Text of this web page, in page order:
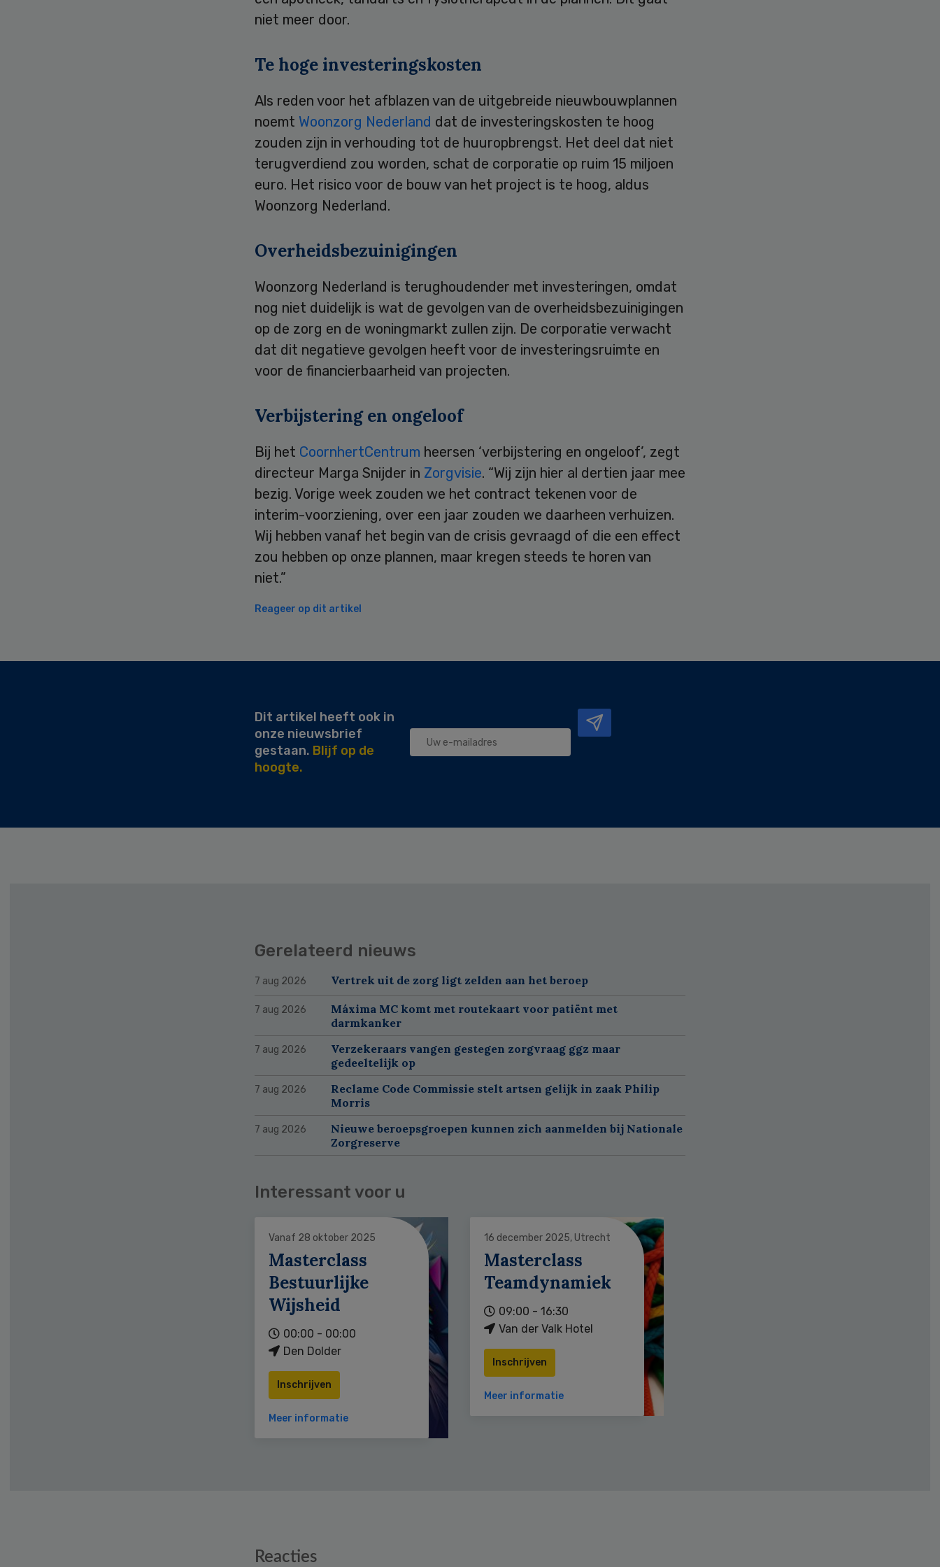
niet meer door.
Te hoge investeringskosten
Als reden voor het afblazen van de uitgebreide nieuwbouwplannen
noemt Woonzorg Nederland dat de investeringskosten te hoog
zouden zijn in verhouding tot de huuropbrengst. Het deel dat niet
terugverdiend zou worden, schat de corporatie op ruim 15 miljoen
euro. Het risico voor de bouw van het project is te hoog, aldus
Woonzorg Nederland.
Overheidsbezuinigingen
Woonzorg Nederland is terughoudender met investeringen, omdat
nog niet duidelijk is wat de gevolgen van de overheidsbezuinigingen
op de zorg en de woningmarkt zullen zijn. De corporatie verwacht
dat dit negatieve gevolgen heeft voor de investeringsruimte en
voor de financierbaarheid van projecten.
Verbijstering en ongeloof
Bij het CoornhertCentrum heersen ‘verbijstering en ongeloof’, zegt
directeur Marga Snijder in Zorgvisie. “Wij zijn hier al dertien jaar mee
bezig. Vorige week zouden we het contract tekenen voor de
interim-voorziening, over een jaar zouden we daarheen verhuizen.
Wij hebben vanaf het begin van de crisis gevraagd of die een effect
zou hebben op onze plannen, maar kregen steeds te horen van
niet.”
Reageer op dit artikel
Secondary
Dit artikel heeft ook in
onze nieuwsbrief
gestaan. Blijf op de
hoogte.
Gerelateerd nieuws
7 aug 2026 Vertrek uit de zorg ligt zelden aan het beroep
7 aug 2026
Máxima MC komt met routekaart voor patiënt met
darmkanker
7 aug 2026
Verzekeraars vangen gestegen zorgvraag ggz maar
gedeeltelijk op
7 aug 2026
Reclame Code Commissie stelt artsen gelijk in zaak Philip
Morris
7 aug 2026
Nieuwe beroepsgroepen kunnen zich aanmelden bij Nationale
Zorgreserve
Interessant voor u
Vanaf 28 oktober 2025
Masterclass
Bestuurlijke
Wijsheid
00:00 - 00:00
Den Dolder
Inschrijven
Meer informatie
16 december 2025, Utrecht
Masterclass
Teamdynamiek
09:00 - 16:30
Van der Valk Hotel
Inschrijven
Meer informatie
Reacties